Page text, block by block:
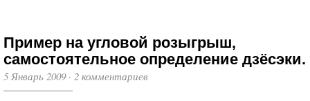
Пример на угловой розыгрыш,
самостоятельное определение дзёсэки.
5 Январь 2009· 2 комментариев